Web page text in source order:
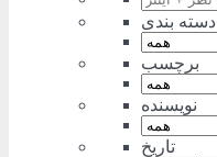
دسته بندی
برچسب
نویسنده
تاریخ